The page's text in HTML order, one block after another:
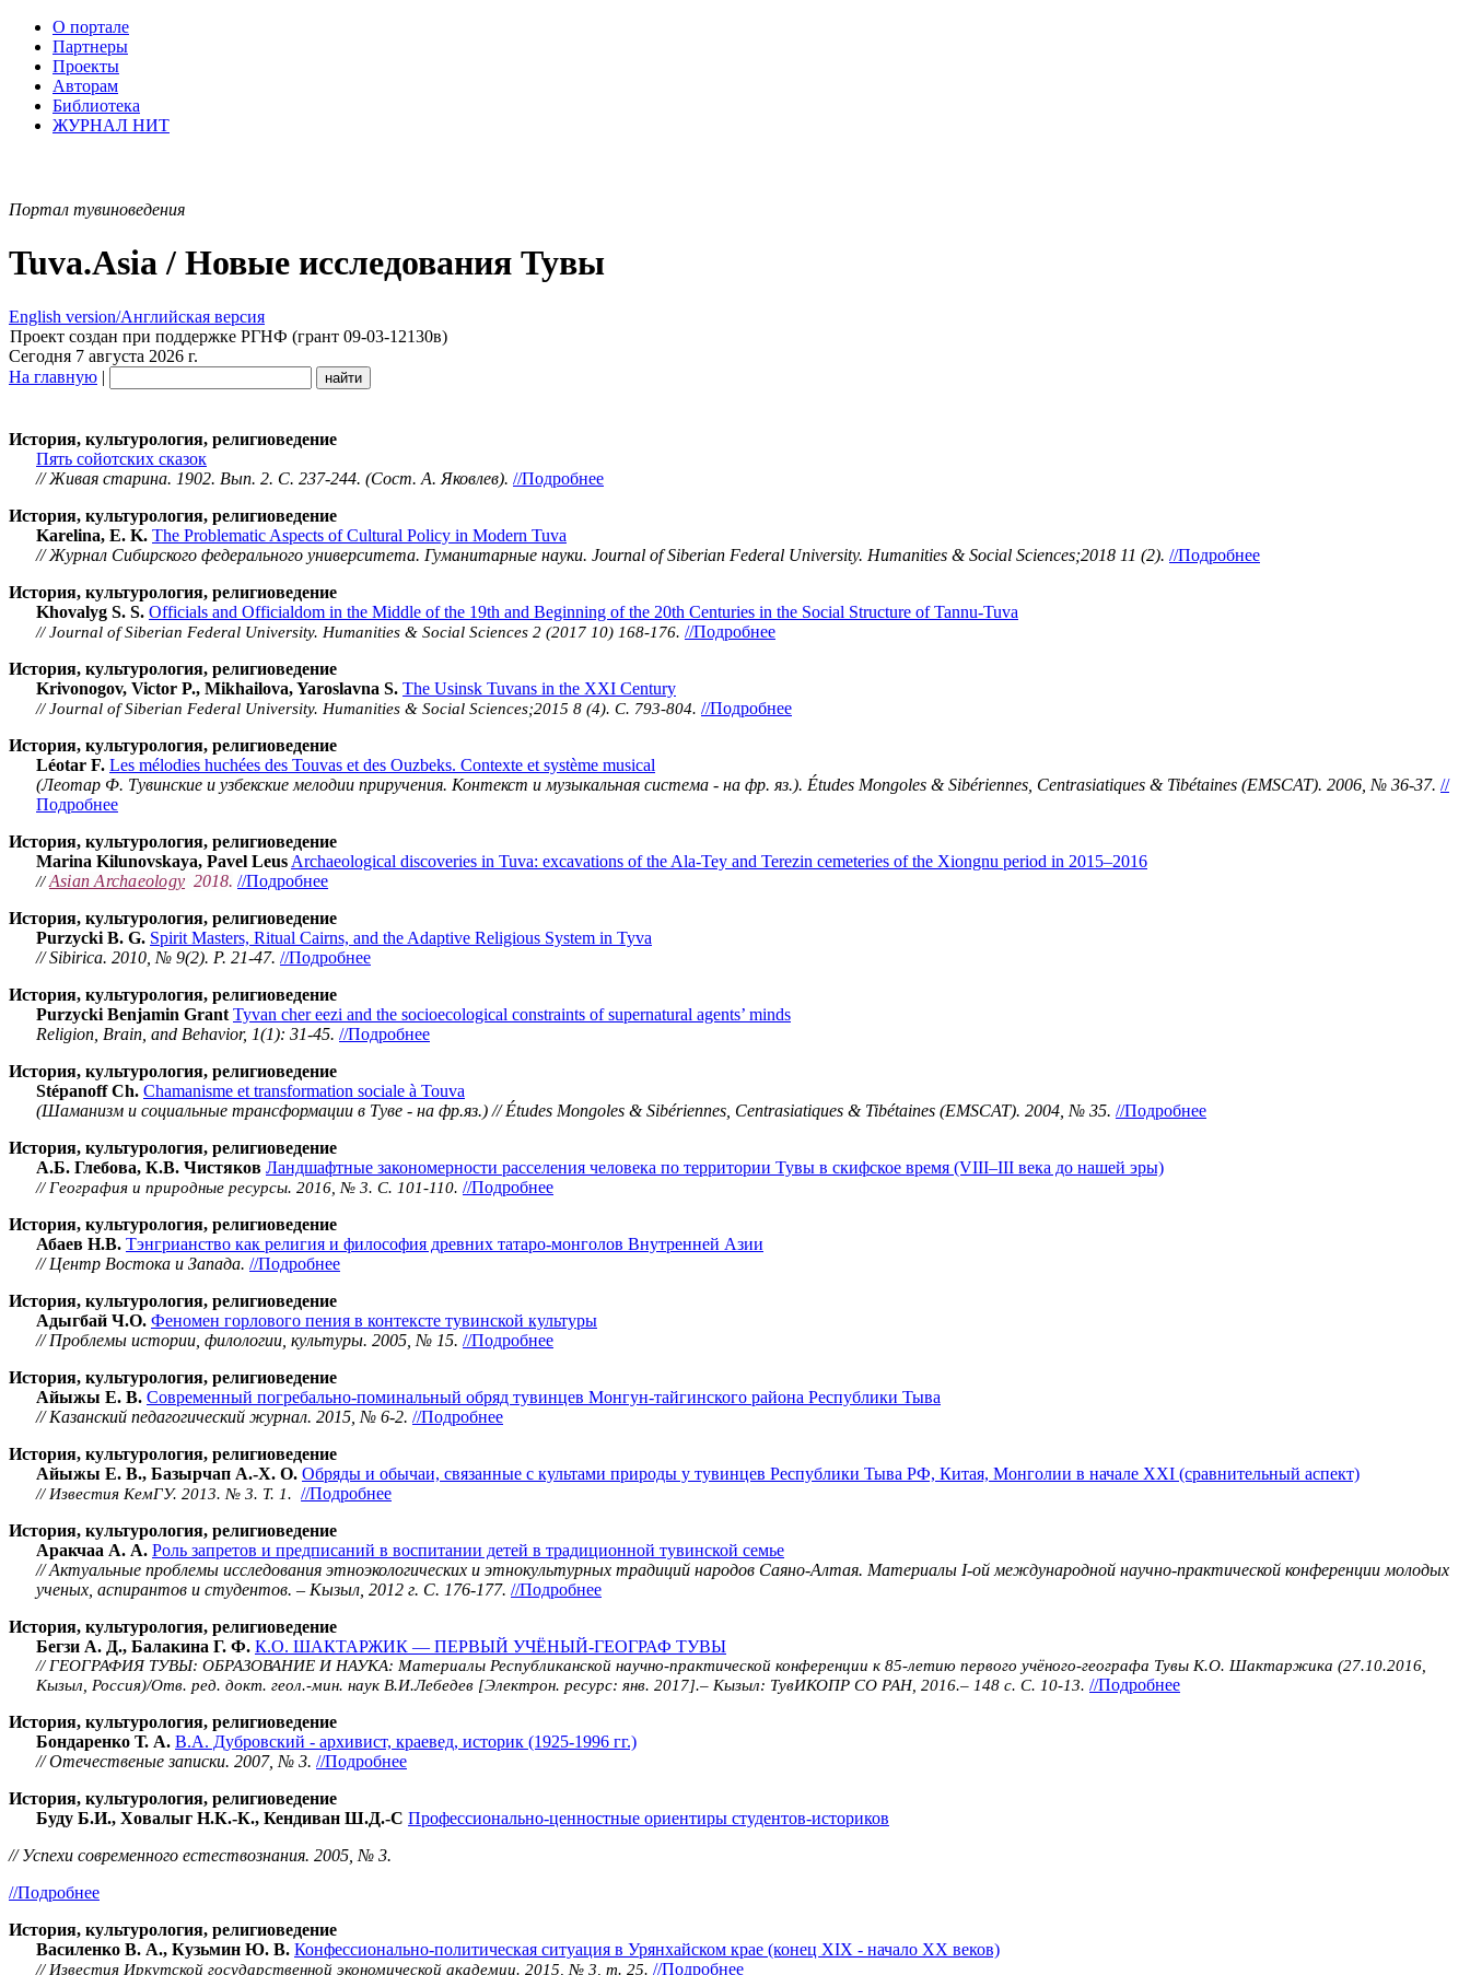
О портале
Партнеры
Проекты
Авторам
Библиотека
ЖУРНАЛ НИТ
Портал тувиноведения
Tuva.Asia / Новые исследования Тувы
English version/Английская версия
Проект создан при поддержке РГНФ (грант 09-03-12130в)
Сегодня 7 августа 2026 г.
На главную |
История, культурология, религиоведение
Пять сойотских сказок
// Живая старина. 1902. Вып. 2. С. 237-244. (Сост. А. Яковлев). //Подробнее
История, культурология, религиоведение
Karelina, E. K. The Problematic Aspects of Cultural Policy in Modern Tuva
// Журнал Сибирского федерального университета. Гуманитарные науки. Journal of Siberian Federal University. Humanities & Social Sciences;2018 11 (2). //Подробнее
История, культурология, религиоведение
Khovalyg S. S. Officials and Officialdom in the Middle of the 19th and Beginning of the 20th Centuries in the Social Structure of Tannu-Tuva
// Journal of Siberian Federal University. Humanities & Social Sciences 2 (2017 10) 168-176. //Подробнее
История, культурология, религиоведение
Krivonogov, Victor P., Mikhailova, Yaroslavna S. The Usinsk Tuvans in the XXI Century
// Journal of Siberian Federal University. Humanities & Social Sciences;2015 8 (4). С. 793-804. //Подробнее
История, культурология, религиоведение
Léotar F. Les mélodies huchées des Touvas et des Ouzbeks. Contexte et système musical
(Леотар Ф. Тувинские и узбекские мелодии приручения. Контекст и музыкальная система - на фр. яз.). Études Mongoles & Sibériennes, Centrasiatiques & Tibétaines (EMSCAT). 2006, № 36-37. //
Подробнее
История, культурология, религиоведение
Marina Kilunovskaya, Pavel Leus Archaeological discoveries in Tuva: excavations of the Ala-Tey and Terezin cemeteries of the Xiongnu period in 2015–2016
//Asian Archaeology 2018. //Подробнее
История, культурология, религиоведение
Purzycki B. G. Spirit Masters, Ritual Cairns, and the Adaptive Religious System in Tyva
// Sibirica. 2010, № 9(2). Р. 21-47. //Подробнее
История, культурология, религиоведение
Purzycki Benjamin Grant Tyvan cher eezi and the socioecological constraints of supernatural agents’ minds
Religion, Brain, and Behavior, 1(1): 31-45. //Подробнее
История, культурология, религиоведение
Stépanoff Ch. Chamanisme et transformation sociale à Touva
(Шаманизм и социальные трансформации в Туве - на фр.яз.) // Études Mongoles & Sibériennes, Centrasiatiques & Tibétaines (EMSCAT). 2004, № 35. //Подробнее
История, культурология, религиоведение
А.Б. Глебова, К.В. Чистяков Ландшафтные закономерности расселения человека по территории Тувы в скифское время (VIII–III века до нашей эры)
// География и природные ресурсы. 2016, № 3. С. 101-110. //Подробнее
История, культурология, религиоведение
Абаев Н.В. Тэнгрианство как религия и философия древних татаро-монголов Внутренней Азии
// Центр Востока и Запада. //Подробнее
История, культурология, религиоведение
Адыгбай Ч.О. Феномен горлового пения в контексте тувинской культуры
// Проблемы истории, филологии, культуры. 2005, № 15. //Подробнее
История, культурология, религиоведение
Айыжы Е. В. Современный погребально-поминальный обряд тувинцев Монгун-тайгинского района Республики Тыва
// Казанский педагогический журнал. 2015, № 6-2. //Подробнее
История, культурология, религиоведение
Айыжы Е. В., Базырчап А.-Х. О. Обряды и обычаи, связанные с культами природы у тувинцев Республики Тыва РФ, Китая, Монголии в начале XXI (сравнительный аспект)
// Известия КемГУ. 2013. № 3. Т. 1. //Подробнее
История, культурология, религиоведение
Аракчаа А. А. Роль запретов и предписаний в воспитании детей в традиционной тувинской семье
// Актуальные проблемы исследования этноэкологических и этнокультурных традиций народов Саяно-Алтая. Материалы I-ой международной научно-практической конференции молодых
ученых, аспирантов и студентов. – Кызыл, 2012 г. С. 176-177. //Подробнее
История, культурология, религиоведение
Бегзи А. Д., Балакина Г. Ф. К.О. ШАКТАРЖИК — ПЕРВЫЙ УЧЁНЫЙ-ГЕОГРАФ ТУВЫ
// ГЕОГРАФИЯ ТУВЫ: ОБРАЗОВА­НИЕ И НАУ­КА: Мате­риа­лы Респуб­ликан­ской научно-практи­ческой конфе­рен­ции к 85-летию первого учё­ного-геог­рафа Тувы К.О. Шактар­жика (27.10.2016,
Кызыл, Россия)/Отв. ред. докт. геол.-мин. наук В.И.Лебедев [Электрон. ресурс: янв. 2017].– Кызыл: ТувИКОПР СО РАН, 2016.– 148 с. С. 10-13. //Подробнее
История, культурология, религиоведение
Бондаренко Т. А. В.А. Дубровский - архивист, краевед, историк (1925-1996 гг.)
// Отечественые записки. 2007, № 3. //Подробнее
История, культурология, религиоведение
Буду Б.И., Ховалыг Н.К.-К., Кендиван Ш.Д.-С Профессионально-ценностные ориентиры студентов-историков
// Успехи современного естествознания. 2005, № 3.
//Подробнее
История, культурология, религиоведение
Василенко В. А., Кузьмин Ю. В. Конфессионально-политическая ситуация в Урянхайском крае (конец XIX - начало XX веков)
// Известия Иркутской государственной экономической академии. 2015, № 3, т. 25. //Подробнее